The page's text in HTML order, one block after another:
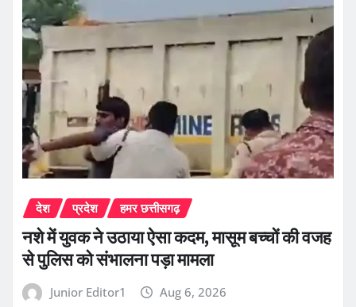
देश प्रदेश हमर छत्तीसगढ़
नशे में युवक ने उठाया ऐसा कदम, मासूम बच्चों की वजह
से पुलिस को संभालना पड़ा मामला
Junior Editor1 Aug 6, 2026